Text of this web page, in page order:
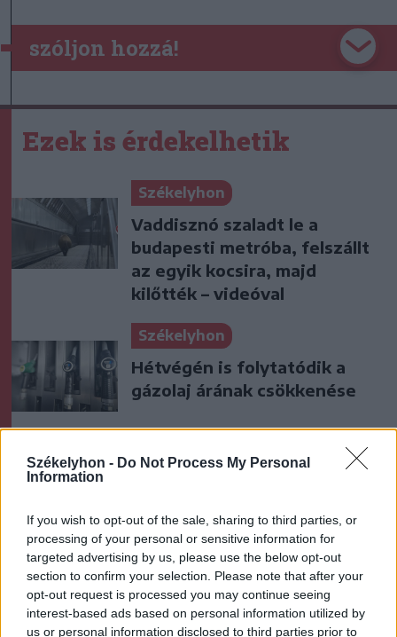
Székelyhon - Do Not Process My Personal
Information
If you wish to opt-out of the sale, sharing to third parties, or
processing of your personal or sensitive information for
targeted advertising by us, please use the below opt-out
section to confirm your selection. Please note that after your
opt-out request is processed you may continue seeing
interest-based ads based on personal information utilized by
us or personal information disclosed to third parties prior to
szóljon hozzá!
Ezek is érdekelhetik
Székelyhon
Vaddisznó szaladt le a
budapesti metróba, felszállt
az egyik kocsira, majd
kilőtték – videóval
Székelyhon
Hétvégén is folytatódik a
gázolaj árának csökkenése
Székely Sport
áttörés még nem az FK-nak
(videóval)
Krónika
Putyin egy NATO-tagállam